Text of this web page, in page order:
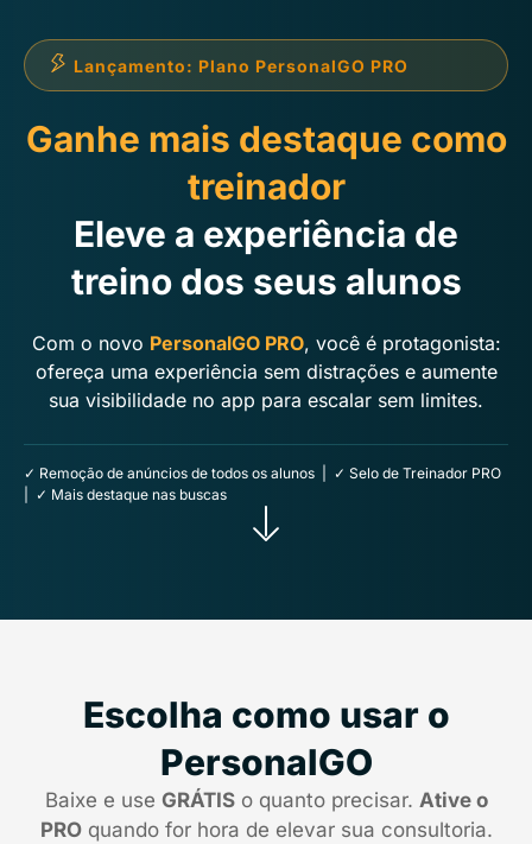
Lançamento: Plano PersonalGO PRO
Ganhe mais destaque como
treinador
Eleve a experiência de
treino dos seus alunos
Com o novo PersonalGO PRO, você é protagonista:
ofereça uma experiência sem distrações e aumente
sua visibilidade no app para escalar sem limites.
✓ Remoção de anúncios de todos os alunos | ✓ Selo de Treinador PRO
| ✓ Mais destaque nas buscas
Escolha como usar o
PersonalGO
Baixe e use GRÁTISo quanto precisar. Ative o
PROquando for hora de elevar sua consultoria.